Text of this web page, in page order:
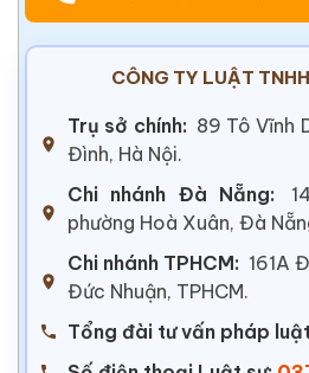
CÔNG TY LUẬT
Trụ sở chính: 89 Tô Vĩnh
Đình, Hà Nội.
Chi nhánh Đà Nẵng:
phường Hoà Xuân, Đà
Chi nhánh TPHCM: 161A
Đức Nhuận, TPHCM.
Tổng đài tư vấn pháp